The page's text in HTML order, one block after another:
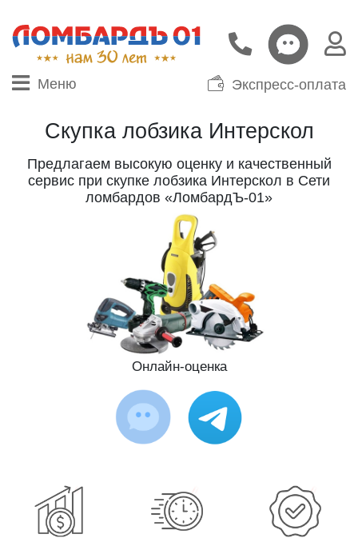
Меню Экспресс-оплата
Скупка лобзика Интерскол
Предлагаем высокую оценку и качественный
сервис при скупке лобзика Интерскол в Сети
ломбардов «ЛомбардЪ-01»
Онлайн-оценка